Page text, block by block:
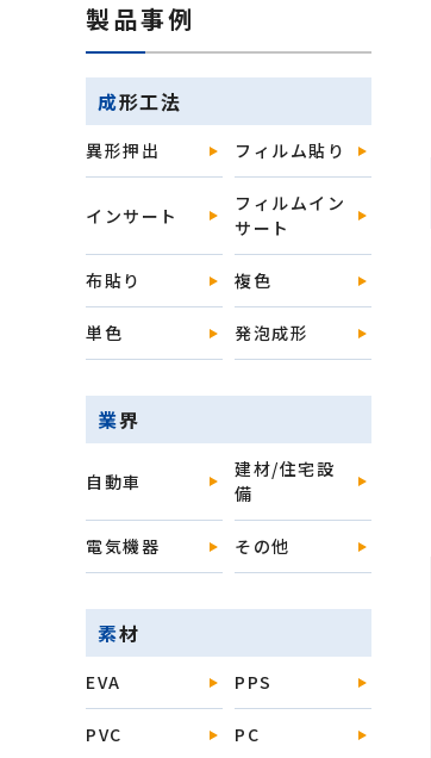
製品事例
成形工法
異形押出 フィルム貼り
インサート
フィルムイン
サート
布貼り 複色
単色 発泡成形
業界
自動車
建材/住宅設
備
電気機器 その他
素材
EVA PPS
PVC PC